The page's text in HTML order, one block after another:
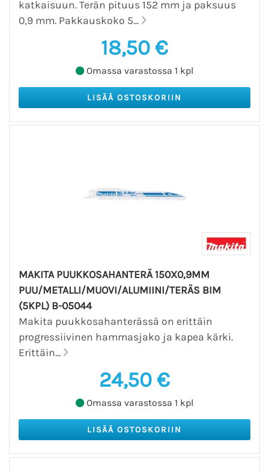
katkaisuun. Terän pituus 152 mm ja paksuus
0,9 mm. Pakkauskoko 5...
18,50 €
Omassa varastossa 1 kpl
MAKITA PUUKKOSAHANTERÄ 150X0,9MM
PUU/METALLI/MUOVI/ALUMIINI/TERÄS BIM
(5KPL) B-05044
Makita puukkosahanterässä on erittäin
progressiivinen hammasjako ja kapea kärki.
Erittäin...
24,50 €
Omassa varastossa 1 kpl